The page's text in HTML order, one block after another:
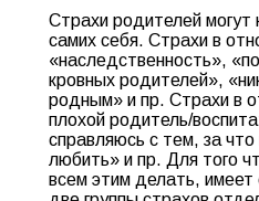
Страхи родителей могут
самих себя. Страхи в
«наследственность»,
кровных родителей»,
родным» и пр. Страхи в
плохой родитель/
справляюсь с тем, за что
любить» и пр. Для того
всем этим делать,